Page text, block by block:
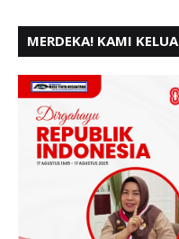
MERDEKA! KAMI